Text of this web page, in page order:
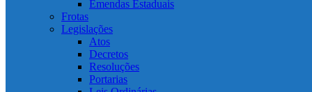
Emendas Estaduais
Frotas
Legislações
Atos
Decretos
Resoluções
Portarias